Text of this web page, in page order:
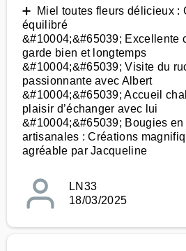
➕ Miel toutes fleurs délicieux :
équilibré
&#10004;&#65039; Excellente
garde bien et longtemps
&#10004;&#65039; Visite du
passionnante avec Albert
&#10004;&#65039; Accueil
plaisir d’échanger avec lui
&#10004;&#65039; Bougies en
artisanales : Créations
agréable par Jacqueline
LN33
18/03/2025